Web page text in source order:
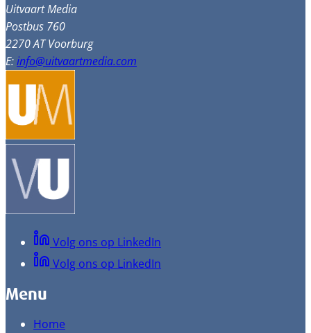
Uitvaart Media
Postbus 760
2270 AT Voorburg
E:info@uitvaartmedia.com
Volg ons op LinkedIn
Volg ons op LinkedIn
Menu
Home